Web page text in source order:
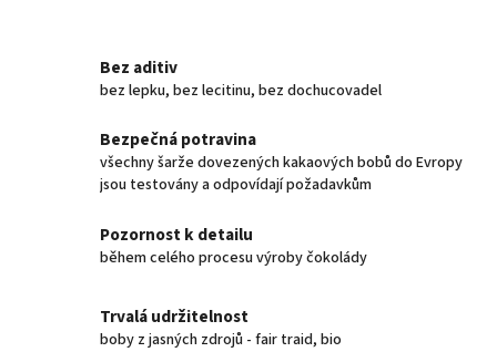
Bez aditiv
bez lepku, bez lecitinu, bez dochucovadel
Bezpečná potravina
všechny šarže dovezených kakaových bobů do Evropy
jsou testovány a odpovídají požadavkům
Pozornost k detailu
během celého procesu výroby čokolády
Trvalá udržitelnost
boby z jasných zdrojů - fair traid, bio